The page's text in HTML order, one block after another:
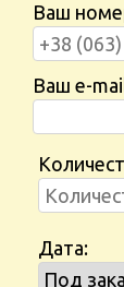
Ваш
Ваш e-
Дата: